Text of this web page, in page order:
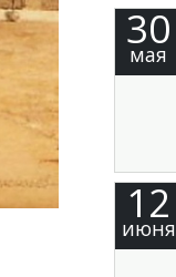
30
мая
12
июня